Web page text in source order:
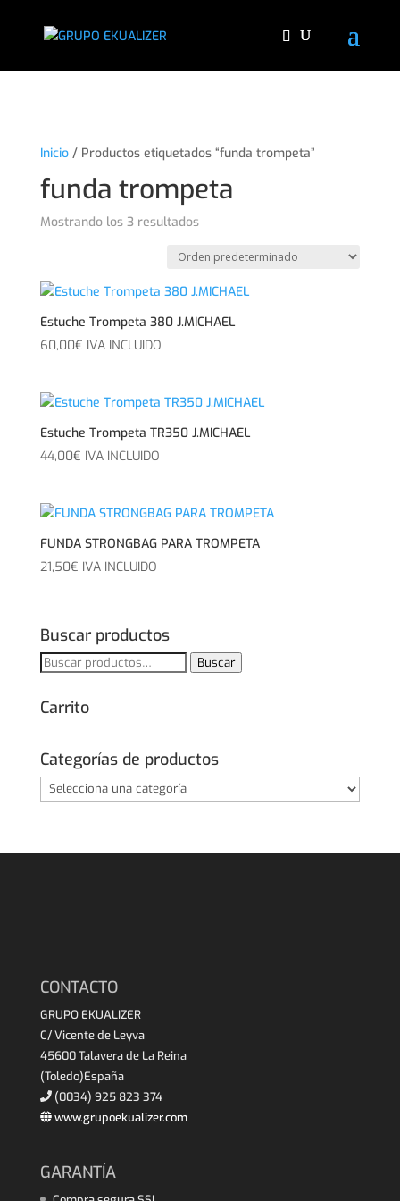
Inicio/ Productos etiquetados “funda trompeta”
funda trompeta
Mostrando los 3 resultados
Estuche Trompeta 380 J.MICHAEL
60,00€ IVA INCLUIDO
Estuche Trompeta TR350 J.MICHAEL
44,00€ IVA INCLUIDO
FUNDA STRONGBAG PARA TROMPETA
21,50€ IVA INCLUIDO
Buscar productos
Buscar
Buscar
Carrito
Categorías de productos
CONTACTO
GRUPO EKUALIZER
C/ Vicente de Leyva
45600 Talavera de La Reina
(Toledo)España
(0034) 925 823 374
www.grupoekualizer.com
GARANTÍA